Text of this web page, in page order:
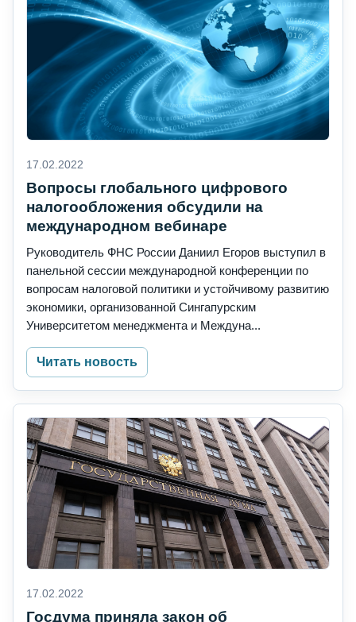
17.02.2022
Вопросы глобального цифрового
налогообложения обсудили на
международном вебинаре
Руководитель ФНС России Даниил Егоров выступил в
панельной сессии международной конференции по
вопросам налоговой политики и устойчивому развитию
экономики, организованной Сингапурским
Университетом менеджмента и Междуна...
Читать новость
17.02.2022
Госдума приняла закон об